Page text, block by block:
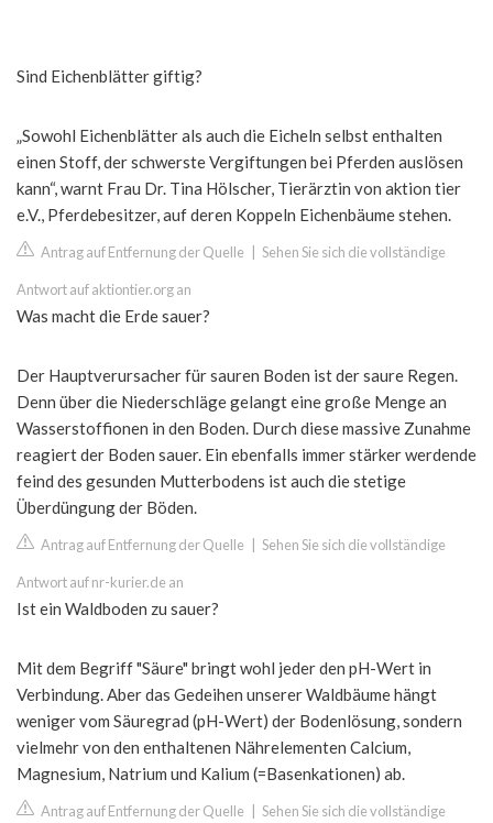
Sind Eichenblätter giftig?
„Sowohl Eichenblätter als auch die Eicheln selbst enthalten
einen Stoff, der schwerste Vergiftungen bei Pferden auslösen
kann“, warnt Frau Dr. Tina Hölscher, Tierärztin von aktion tier
e.V., Pferdebesitzer, auf deren Koppeln Eichenbäume stehen.
Antrag auf Entfernung der Quelle Sehen Sie sich die vollständige
Antwort auf aktiontier.org an
Was macht die Erde sauer?
Der Hauptverursacher für sauren Boden ist der saure Regen.
Denn über die Niederschläge gelangt eine große Menge an
Wasserstoffionen in den Boden. Durch diese massive Zunahme
reagiert der Boden sauer. Ein ebenfalls immer stärker werdende
feind des gesunden Mutterbodens ist auch die stetige
Überdüngung der Böden.
Antrag auf Entfernung der Quelle Sehen Sie sich die vollständige
Antwort auf nr-kurier.de an
Ist ein Waldboden zu sauer?
Mit dem Begriff "Säure" bringt wohl jeder den pH-Wert in
Verbindung. Aber das Gedeihen unserer Waldbäume hängt
weniger vom Säuregrad (pH-Wert) der Bodenlösung, sondern
vielmehr von den enthaltenen Nährelementen Calcium,
Magnesium, Natrium und Kalium (=Basenkationen) ab.
Antrag auf Entfernung der Quelle Sehen Sie sich die vollständige